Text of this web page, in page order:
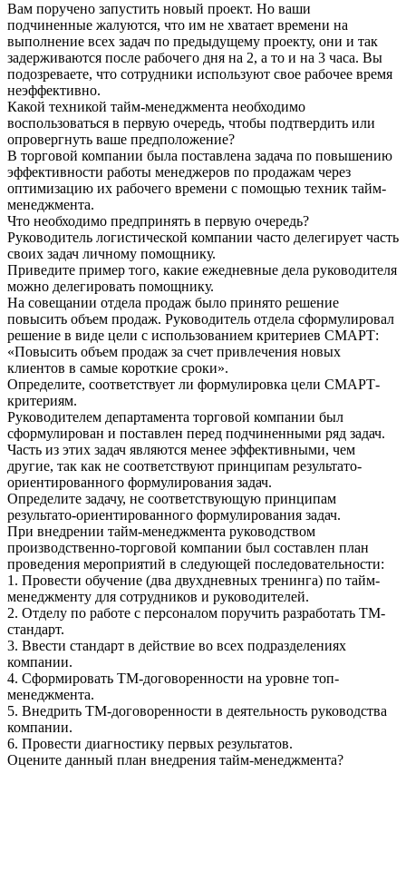
Вам поручено запустить новый проект. Но ваши
подчиненные жалуются, что им не хватает времени на
выполнение всех задач по предыдущему проекту, они и так
задерживаются после рабочего дня на 2, а то и на 3 часа. Вы
подозреваете, что сотрудники используют свое рабочее время
неэффективно.
Какой техникой тайм-менеджмента необходимо
воспользоваться в первую очередь, чтобы подтвердить или
опровергнуть ваше предположение?
В торговой компании была поставлена задача по повышению
эффективности работы менеджеров по продажам через
оптимизацию их рабочего времени с помощью техник тайм-
менеджмента.
Что необходимо предпринять в первую очередь?
Руководитель логистической компании часто делегирует часть
своих задач личному помощнику.
Приведите пример того, какие ежедневные дела руководителя
можно делегировать помощнику.
На совещании отдела продаж было принято решение
повысить объем продаж. Руководитель отдела сформулировал
решение в виде цели с использованием критериев СМАРТ:
«Повысить объем продаж за счет привлечения новых
клиентов в самые короткие сроки».
Определите, соответствует ли формулировка цели СМАРТ-
критериям.
Руководителем департамента торговой компании был
сформулирован и поставлен перед подчиненными ряд задач.
Часть из этих задач являются менее эффективными, чем
другие, так как не соответствуют принципам результато-
ориентированного формулирования задач.
Определите задачу, не соответствующую принципам
результато-ориентированного формулирования задач.
При внедрении тайм-менеджмента руководством
производственно-торговой компании был составлен план
проведения мероприятий в следующей последовательности:
1. Провести обучение (два двухдневных тренинга) по тайм-
менеджменту для сотрудников и руководителей.
2. Отделу по работе с персоналом поручить разработать ТМ-
стандарт.
3. Ввести стандарт в действие во всех подразделениях
компании.
4. Сформировать ТМ-договоренности на уровне топ-
менеджмента.
5. Внедрить ТМ-договоренности в деятельность руководства
компании.
6. Провести диагностику первых результатов.
Оцените данный план внедрения тайм-менеджмента?